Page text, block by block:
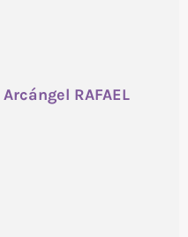
Arcángel RAFAEL